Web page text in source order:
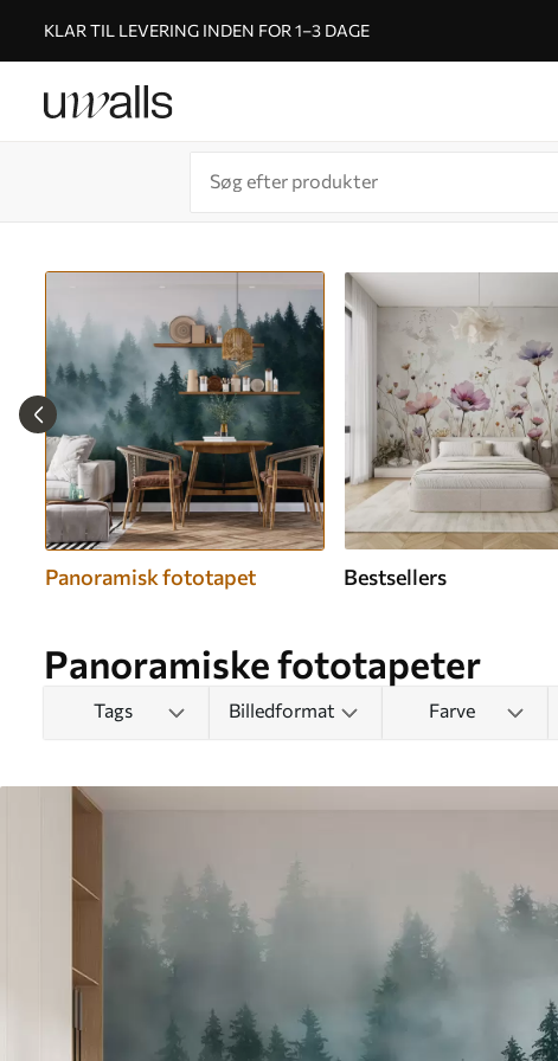
KLAR TIL LEVERING INDEN FOR 1–3 DAGE
Panoramisk fototapet Bestsellers
Panoramiske fototapeter
Tags Billedformat Farve